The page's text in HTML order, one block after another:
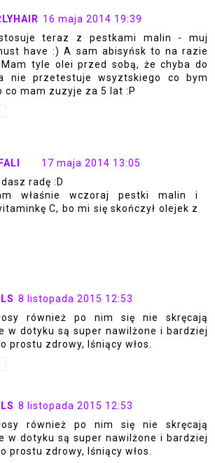
16 maja 2014 19:39
teraz z pestkami malin - muj
have :) A sam abisyńsk to na razie
tyle olei przed sobą, że chyba do
nie przetestuje wsyztskiego co bym
co mam zuzyje za 5 lat :P
17 maja 2014 13:05
radę :D
właśnie wczoraj pestki malin i
C, bo mi się skończył olejek z
8 listopada 2015 12:53
również po nim się nie skręcają
w dotyku są super nawilżone i bardziej
prostu zdrowy, lśniący włos.
8 listopada 2015 12:53
również po nim się nie skręcają
w dotyku są super nawilżone i bardziej
prostu zdrowy, lśniący włos.